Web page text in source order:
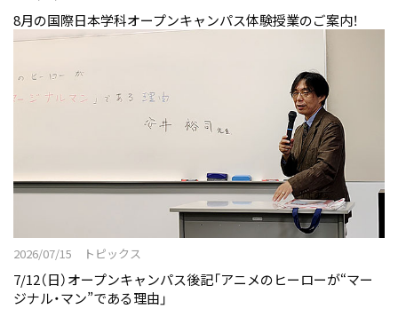
8月の国際日本学科オープンキャンパス体験授業のご案内！
2026/07/15 トピックス
7/12（日）オープンキャンパス後記「アニメのヒーローが“マー
ジナル・マン”である理由」